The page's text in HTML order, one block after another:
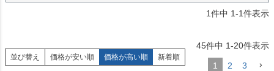
1件中 1-1件表示
並び替え 価格が安い順 価格が高い順 新着順
45件中 1-20件表示
1 2 3